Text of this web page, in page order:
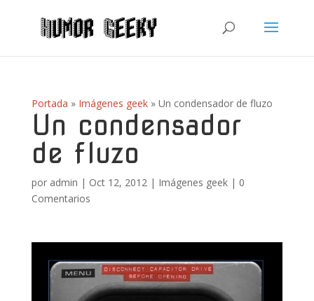
Portada » Imágenes geek» Un condensador de fluzo
Un condensador
de fluzo
por admin | Oct 12, 2012| Imágenes geek| 0
Comentarios